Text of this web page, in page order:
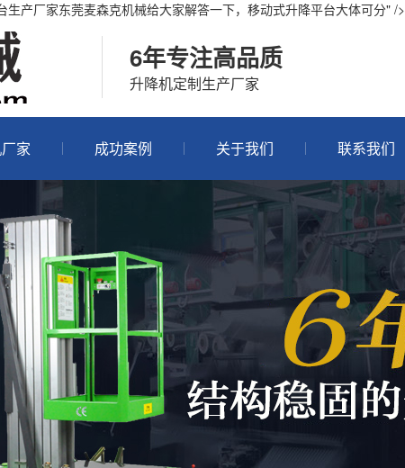
产厂家东莞麦森克机械给大家解答一下，移动式升降平台大体可分" />
6年专注高品质
升降机定制生产厂家
家 成功案例 关于我们 联系我们